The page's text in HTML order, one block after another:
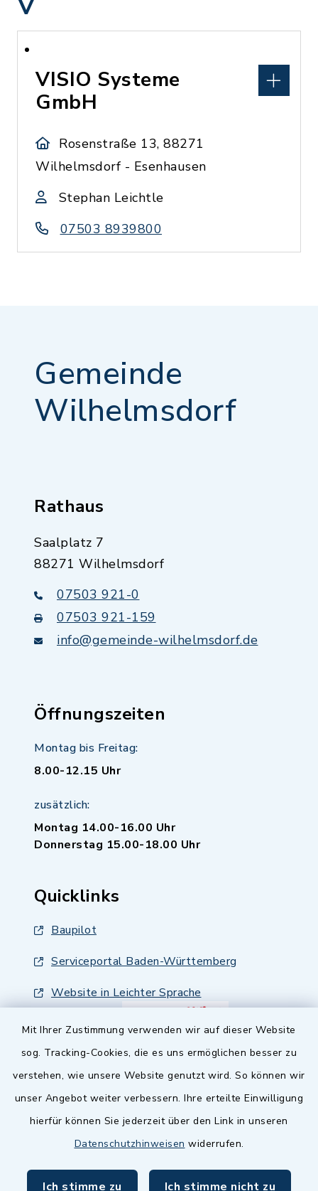
Mit Ihrer Zustimmung verwenden wir auf dieser Website
sog. Tracking-Cookies, die es uns ermöglichen besser zu
verstehen, wie unsere Website genutzt wird. So können wir
unser Angebot weiter verbessern. Ihre erteilte Einwilligung
hierfür können Sie jederzeit über den Link in unseren
Datenschutzhinweisen widerrufen.
Ich stimme zu Ich stimme nicht zu
VISIO Systeme
GmbH
Rosenstraße 13, 88271
Wilhelmsdorf - Esenhausen
Stephan Leichtle
07503 8939800
Gemeinde
Wilhelmsdorf
Rathaus
Saalplatz 7
88271 Wilhelmsdorf
07503 921-0
07503 921-159
info@gemeinde-wilhelmsdorf.de
Öffnungszeiten
Montag bis Freitag:
8.00-12.15 Uhr
zusätzlich:
Montag 14.00-16.00 Uhr
Donnerstag 15.00-18.00 Uhr
Quicklinks
Baupilot
Serviceportal Baden-Württemberg
Website in Leichter Sprache